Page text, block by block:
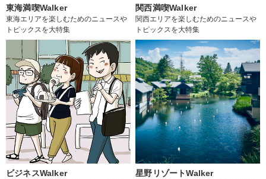
東海満喫Walker
東海エリアを楽しむためのニュースや
トピックスを大特集
関西満喫Walker
関西エリアを楽しむためのニュースや
トピックスを大特集
ビジネスWalker 星野リゾートWalker